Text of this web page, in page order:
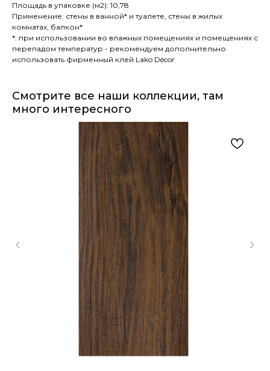
Площадь в упаковке (м2): 10,78
Применение: стены в ванной* и туалете, стены в жилых
комнатах, балкон*
*: при использовании во влажных помещениях и помещениях с
перепадом температур - рекомендуем дополнительно
использовать фирменный клей Lako Décor
Смотрите все наши коллекции, там
много интересного